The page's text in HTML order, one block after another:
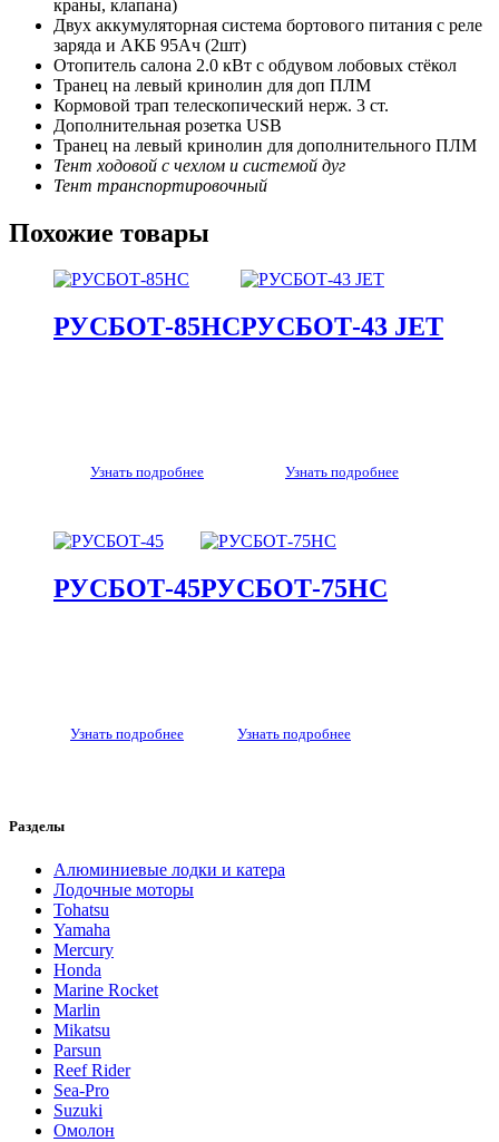
краны, клапана)
Двух аккумуляторная система бортового питания с реле
заряда и АКБ 95Ач (2шт)
Отопитель салона 2.0 кВт с обдувом лобовых стёкол
Транец на левый кринолин для доп ПЛМ
Кормовой трап телескопический нерж. 3 ст.
Дополнительная розетка USB
Транец на левый кринолин для дополнительного ПЛМ
Тент ходовой с чехлом и системой дуг
Тент транспортировочный
Похожие товары
РУСБОТ-85HС
Узнать подробнее
РУСБОТ-43 JET
Узнать подробнее
РУСБОТ-45
Узнать подробнее
РУСБОТ-75HС
Узнать подробнее
Разделы
Алюминиевые лодки и катера
Лодочные моторы
Tohatsu
Yamaha
Mercury
Honda
Marine Rocket
Marlin
Mikatsu
Parsun
Reef Rider
Sea-Pro
Suzuki
Омолон